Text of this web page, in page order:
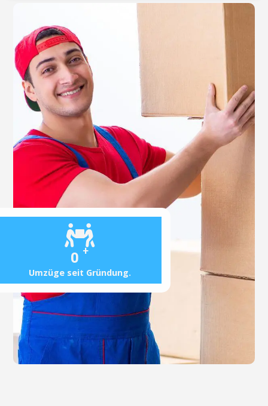
0 +
Umzüge seit Gründung.